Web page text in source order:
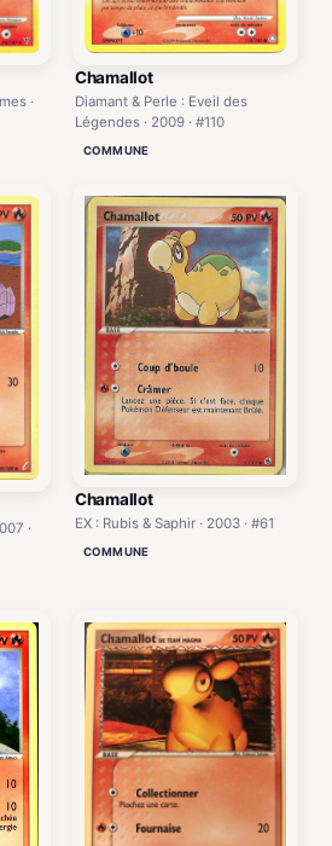
·
Chamallot
Diamant & Perle : Eveil des
Légendes · 2009 · #110
COMMUNE
·
Chamallot
EX : Rubis & Saphir · 2003 · #61
COMMUNE